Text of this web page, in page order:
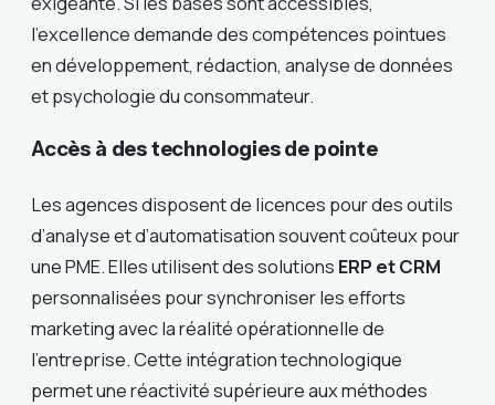
l’excellence demande des compétences pointues
en développement, rédaction, analyse de données
et psychologie du consommateur.
Accès à des technologies de pointe
Les agences disposent de licences pour des outils
d’analyse et d’automatisation souvent coûteux pour
une PME. Elles utilisent des solutions ERP et CRM
personnalisées pour synchroniser les efforts
marketing avec la réalité opérationnelle de
l’entreprise. Cette intégration technologique
permet une réactivité supérieure aux méthodes